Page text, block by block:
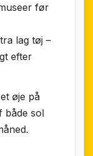
før
lag tøj –
efter
øje på
både sol